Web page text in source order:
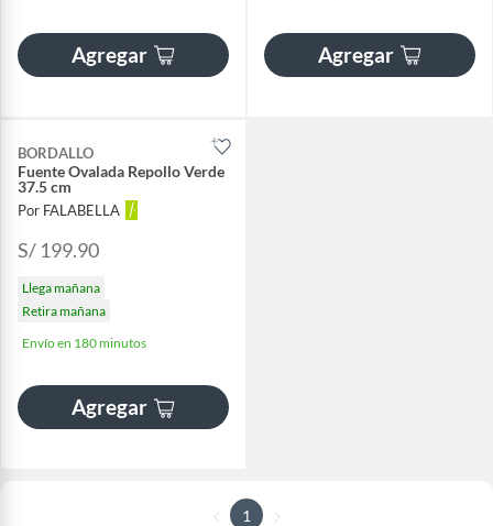
Agregar Agregar
BORDALLO
Fuente Ovalada Repollo Verde
37.5 cm
Por FALABELLA
S/ 199.90
Llega mañana
Retira mañana
Envío en 180 minutos
Agregar
1